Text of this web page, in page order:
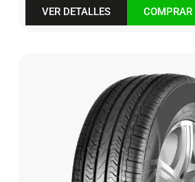
VER DETALLES COMPRAR